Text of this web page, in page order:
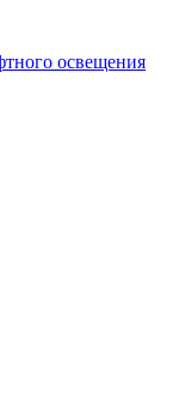
освещения